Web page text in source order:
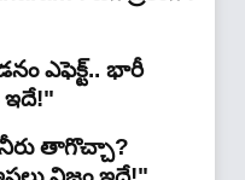
ఎఫెక్ట్.. భారీ
ఇదే!"
నీరు తాగొచ్చా?